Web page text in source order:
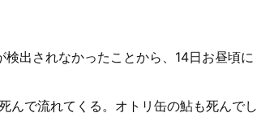
出されなかったことから、14日お昼頃に
んで流れてくる。オトリ缶の鮎も死んでし